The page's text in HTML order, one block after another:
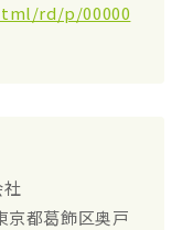
rd/p/00000
都葛飾区奥戸